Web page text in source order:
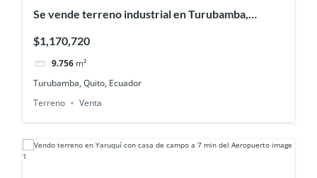
Se vende terreno industrial en Turubamba,
$1,170,720
9.756 m²
Turubamba, Quito, Ecuador
Terreno
Venta